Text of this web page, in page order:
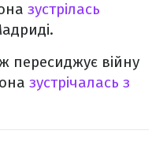
зустрілась
пересиджує війну
зустрічалась з